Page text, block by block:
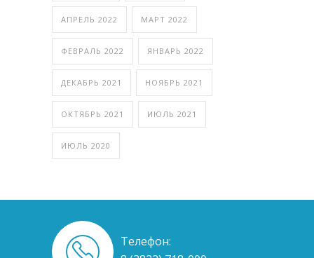
АПРЕЛЬ 2022 МАРТ 2022
ФЕВРАЛЬ 2022 ЯНВАРЬ 2022
ДЕКАБРЬ 2021 НОЯБРЬ 2021
ОКТЯБРЬ 2021 ИЮЛЬ 2021
ИЮЛЬ 2020
Телефон: